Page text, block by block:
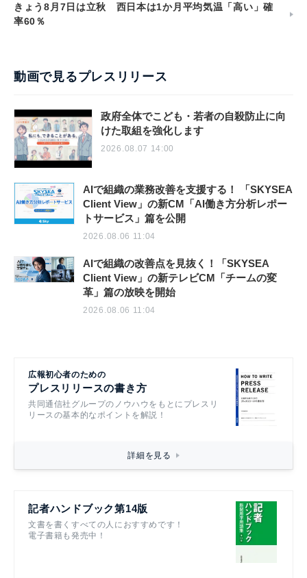
きょう8月7日は立秋 西日本は1か月平均気温「高い」確
率60％
動画で見るプレスリリース
政府全体でこども・若者の自殺防止に向
けた取組を強化します
2026.08.07 14:00
AIで組織の業務改善を支援する！ 「SKYSEA
Client View」の新CM「AI働き方分析レポー
トサービス」篇を公開
2026.08.06 11:04
AIで組織の改善点を見抜く！「SKYSEA
Client View」の新テレビCM「チームの変
革」篇の放映を開始
2026.08.06 11:04
広報初心者のための
プレスリリースの書き方
共同通信社グループのノウハウをもとにプレスリ
リースの基本的なポイントを解説！
詳細を見る
記者ハンドブック第14版
文書を書くすべての人におすすめです！
電子書籍も発売中！